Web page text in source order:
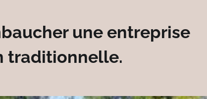
une entreprise
traditionnelle.